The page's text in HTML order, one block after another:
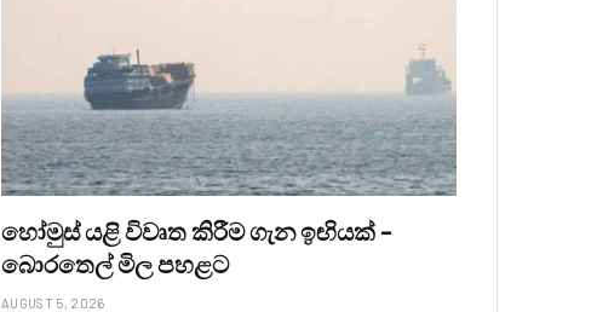
හෝමුස් යළි විවෘත කිරීම ගැන ඉඟියක් –
බොරතෙල් මිල පහළට
AUGUST 5, 2026